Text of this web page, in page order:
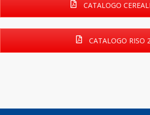
CATALOGO
CATALOGO RISO